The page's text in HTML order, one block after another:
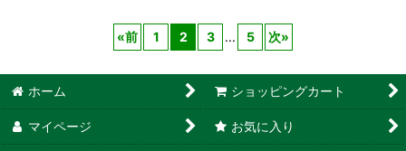
«前 1 2 3 ... 5 次»
ホーム ショッピングカート
マイページ お気に入り